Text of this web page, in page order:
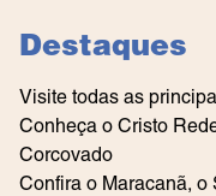
Destaques
Visite todas as
Conheça o Cristo
Corcovado
Confira o Maracanã, o